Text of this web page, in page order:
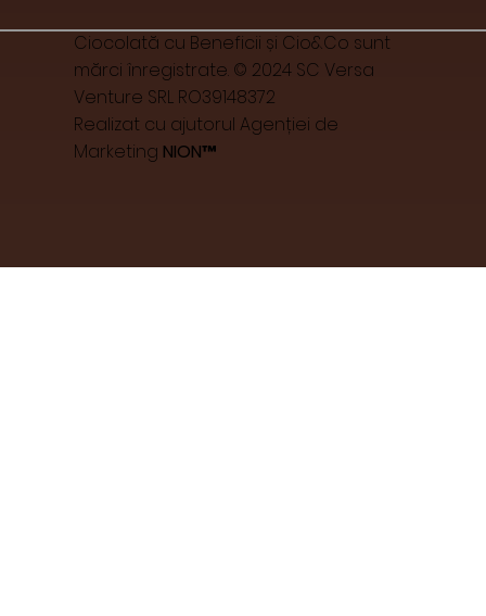
Ciocolată cu Beneficii și Cio&Co sunt
mărci înregistrate. © 2024 SC Versa
Venture SRL RO39148372
Realizat cu ajutorul Agenției de
Marketing NION™